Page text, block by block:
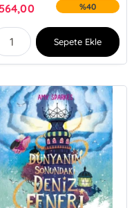
564,00 %40
Sepete Ekle